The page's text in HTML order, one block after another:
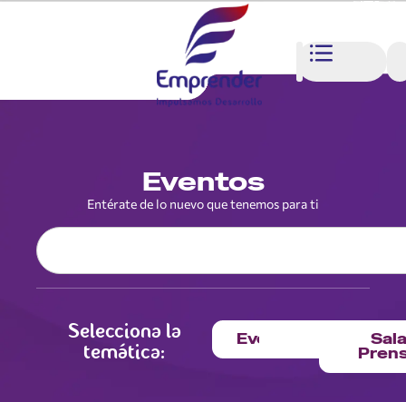
Eventos
Entérate de lo nuevo que tenemos para ti
Selecciona la
temática: Biru
Eventos FormaciónSala